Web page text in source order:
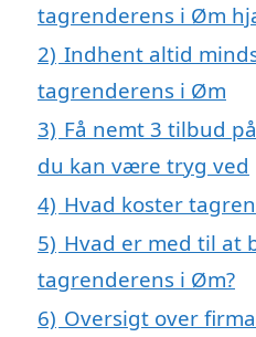
tagrenderens i Øm
2) Indhent altid
tagrenderens i Øm
3) Få nemt 3 tilbud
du kan være tryg ved
4) Hvad koster
5) Hvad er med til at
tagrenderens i Øm?
6) Oversigt over